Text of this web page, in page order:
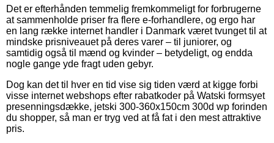
Det er efterhånden temmelig fremkommeligt for forbrugerne
at sammenholde priser fra flere e-forhandlere, og ergo har
en lang række internet handler i Danmark været tvunget til at
mindske prisniveauet på deres varer – til juniorer, og
samtidig også til mænd og kvinder – betydeligt, og endda
nogle gange yde fragt uden gebyr.
Dog kan det til hver en tid vise sig tiden værd at kigge forbi
visse internet webshops efter rabatkoder på Watski formsyet
presenningsdække, jetski 300-360x150cm 300d wp forinden
du shopper, så man er tryg ved at få fat i den mest attraktive
pris.